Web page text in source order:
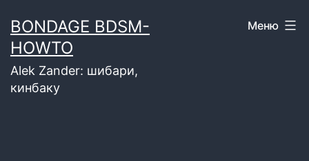
содержимому
BONDAGE BDSM-
HOWTO
Alek Zander: шибари,
кинбаку
Меню